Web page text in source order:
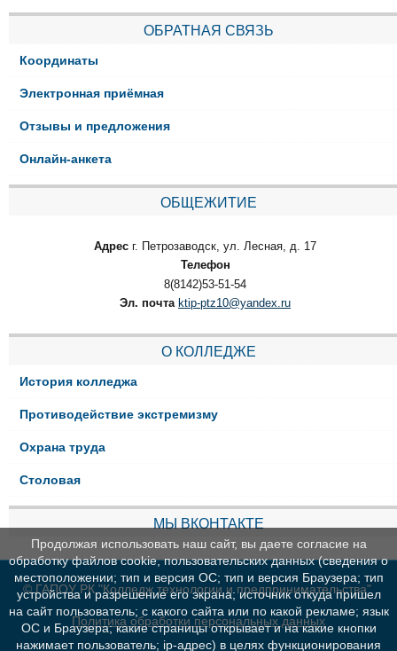
ОБРАТНАЯ СВЯЗЬ
Координаты
Электронная приёмная
Отзывы и предложения
Онлайн-анкета
ОБЩЕЖИТИЕ
Адрес г. Петрозаводск, ул. Лесная, д. 17
Телефон
8(8142)53-51-54
Эл. почта ktip-ptz10@yandex.ru
О КОЛЛЕДЖЕ
История колледжа
Противодействие экстремизму
Охрана труда
Столовая
МЫ ВКОНТАКТЕ
© ГАПОУ РК "Колледж технологии и предпринимательства"
Политика обработки персональных данных
Продолжая использовать наш сайт, вы даете согласие на
обработку файлов cookie, пользовательских данных (сведения о
местоположении; тип и версия ОС; тип и версия Браузера; тип
устройства и разрешение его экрана; источник откуда пришел
на сайт пользователь; с какого сайта или по какой рекламе; язык
ОС и Браузера; какие страницы открывает и на какие кнопки
нажимает пользователь; ip-адрес) в целях функционирования